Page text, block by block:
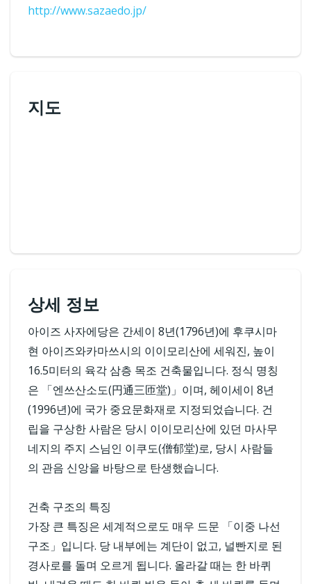
http://www.sazaedo.jp/
지도
상세 정보
아이즈 사자에당은 간세이 8년(1796년)에 후쿠시마
현 아이즈와카마쓰시의 이이모리산에 세워진, 높이
16.5미터의 육각 삼층 목조 건축물입니다. 정식 명칭
은 「엔쓰산소도(円通三匝堂)」이며, 헤이세이 8년
(1996년)에 국가 중요문화재로 지정되었습니다. 건
립을 구상한 사람은 당시 이이모리산에 있던 마사무
네지의 주지 스님인 이쿠도(僧郁堂)로, 당시 사람들
의 관음 신앙을 바탕으로 탄생했습니다.
건축 구조의 특징
가장 큰 특징은 세계적으로도 매우 드문 「이중 나선
구조」입니다. 당 내부에는 계단이 없고, 널빤지로 된
경사로를 돌며 오르게 됩니다. 올라갈 때는 한 바퀴